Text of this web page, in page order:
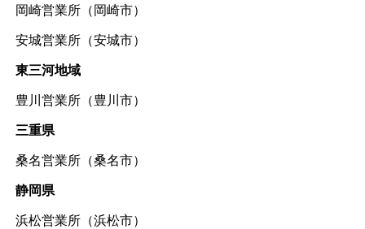
岡崎営業所（岡崎市）
安城営業所（安城市）
東三河地域
豊川営業所（豊川市）
三重県
桑名営業所（桑名市）
静岡県
浜松営業所（浜松市）